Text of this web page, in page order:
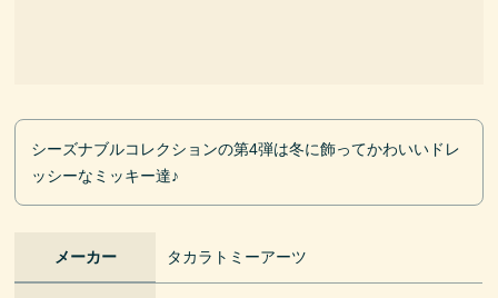
シーズナブルコレクションの第4弾は冬に飾ってかわいいドレ
ッシーなミッキー達♪
メーカー タカラトミーアーツ